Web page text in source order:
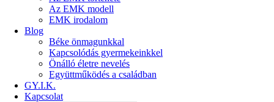
Az EMK modell
EMK irodalom
Blog
Béke önmagunkkal
Kapcsolódás gyermekeinkkel
Önálló életre nevelés
Együttműködés a családban
GY.I.K.
Kapcsolat